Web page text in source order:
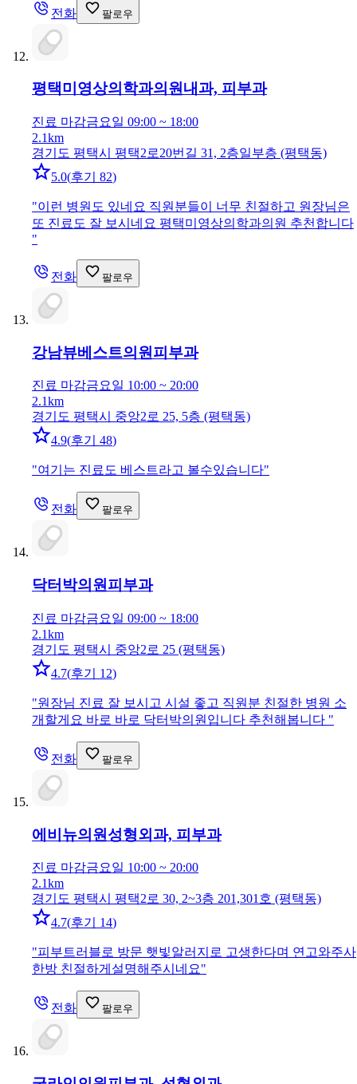
전화 팔로우
평택미영상의학과의원내과, 피부과
진료 마감금요일 09:00 ~ 18:00
2.1km
경기도 평택시 평택2로20번길 31, 2층일부층 (평택동)
5.0(후기 82)
"이런 병원도 있네요 직원분들이 너무 친절하고 원장님은
또 진료도 잘 보시네요 평택미영상의학과의원 추천합니다
"
전화 팔로우
강남뷰베스트의원 피부과
진료 마감금요일 10:00 ~ 20:00
2.1km
경기도 평택시 중앙2로 25, 5층 (평택동)
4.9(후기 48)
"여기는 진료도 베스트라고 볼수있습니다"
전화 팔로우
닥터박의원 피부과
진료 마감금요일 09:00 ~ 18:00
2.1km
경기도 평택시 중앙2로 25 (평택동)
4.7(후기 12)
"원장님 진료 잘 보시고 시설 좋고 직원분 친절한 병원 소
개할게요 바로 바로 닥터박의원입니다 추천해봅니다 "
전화 팔로우
에비뉴의원 성형외과, 피부과
진료 마감금요일 10:00 ~ 20:00
2.1km
경기도 평택시 평택2로 30, 2~3층 201,301호 (평택동)
4.7(후기 14)
"피부트러블로 방문 햇빛알러지로 고생한다며 연고와주사
한방 친절하게설명해주시네요"
전화 팔로우